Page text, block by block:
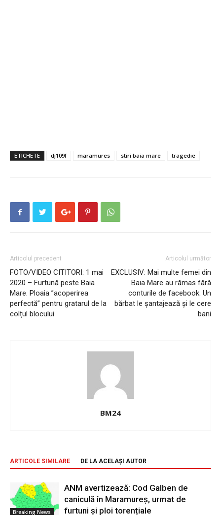
ETICHETE dj109f maramures stiri baia mare tragedie
Articolul precedent
FOTO/VIDEO CITITORI: 1 mai
2020 – Furtună peste Baia
Mare. Ploaia ”acoperirea
perfectă” pentru gratarul de la
colțul blocului
Articolul următor
EXCLUSIV: Mai multe femei din
Baia Mare au rămas fără
conturile de facebook. Un
bărbat le șantajează și le cere
bani
BM24
ARTICOLE SIMILARE DE LA ACELAȘI AUTOR
Breaking News
ANM avertizează: Cod Galben de
caniculă în Maramureș, urmat de
furtuni și ploi torențiale